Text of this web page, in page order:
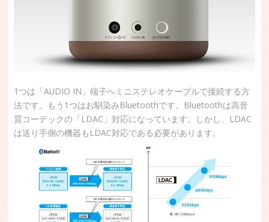
1つは「AUDIO IN」端子へミニステレオケーブルで接続する方
法です。もう1つはお馴染みBluetoothです。Bluetoothは高音
質コーデックの「LDAC」対応になっています。しかし、LDAC
は送り手側の機器もLDAC対応である必要があります。